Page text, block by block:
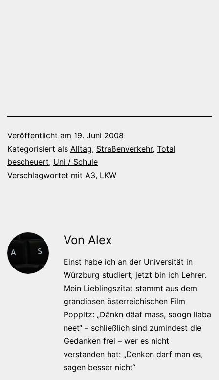
Veröffentlicht am 19. Juni 2008
Kategorisiert als Alltag, Straßenverkehr, Total
bescheuert, Uni / Schule
Verschlagwortet mit A3, LKW
Von Alex
Einst habe ich an der Universität in
Würzburg studiert, jetzt bin ich Lehrer.
Mein Lieblingszitat stammt aus dem
grandiosen österreichischen Film
Poppitz: „Dänkn däaf mass, soogn liaba
neet“ – schließlich sind zumindest die
Gedanken frei – wer es nicht
verstanden hat: „Denken darf man es,
sagen besser nicht“